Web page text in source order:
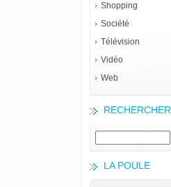
Shopping
Société
Télévision
Vidéo
Web
RECHERCHER
LA POULE